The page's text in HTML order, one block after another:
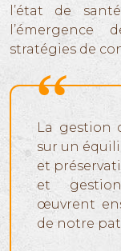
l’état de
l’émergence
stratégies de
La gestion
sur un
et
et
œuvrent
de notre